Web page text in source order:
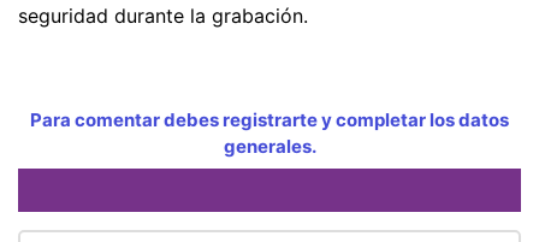
seguridad durante la grabación.
Para comentar debes registrarte y completar los datos
generales.